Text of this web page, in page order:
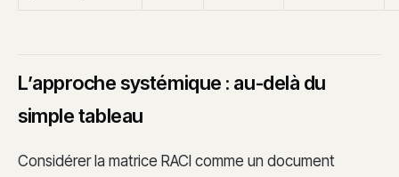
L’approche systémique : au-delà du
simple tableau
Considérer la matrice RACI comme un document